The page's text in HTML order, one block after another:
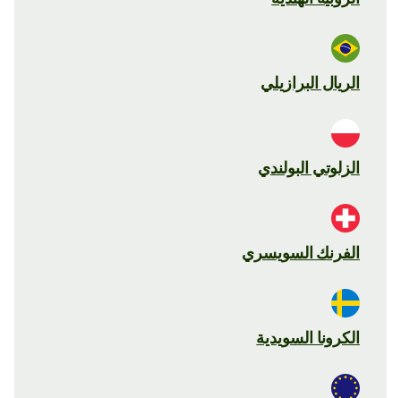
الريال البرازيلي
الزلوتي البولندي
الفرنك السويسري
الكرونا السويدية